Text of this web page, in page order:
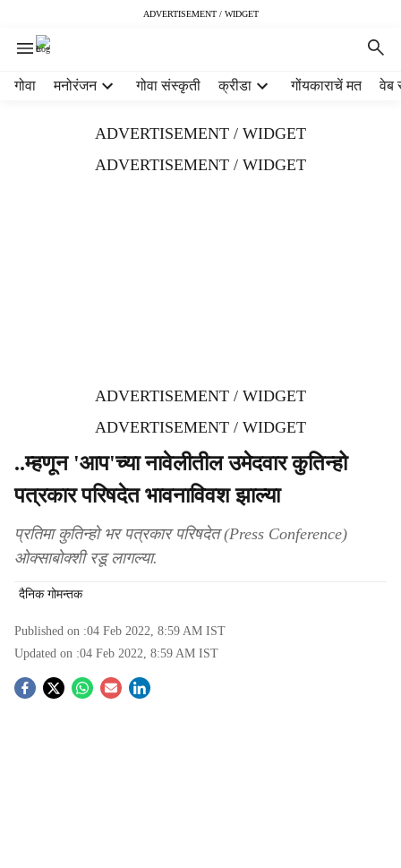
ADVERTISEMENT / WIDGET
गोवा मनोरंजन गोवा संस्कृती क्रीडा गोंयकाराचें मत वेब
ADVERTISEMENT / WIDGET
ADVERTISEMENT / WIDGET
ADVERTISEMENT / WIDGET
ADVERTISEMENT / WIDGET
..म्हणून 'आप'च्या नावेलीतील उमेदवार कुतिन्हो
पत्रकार परिषदेत भावनाविवश झाल्या
प्रतिमा कुतिन्हो भर पत्रकार परिषदेत (Press Conference)
ओक्साबोक्शी रडू लागल्या.
दैनिक गोमन्तक
Published on :04 Feb 2022, 8:59 AM IST
Updated on :04 Feb 2022, 8:59 AM IST
S